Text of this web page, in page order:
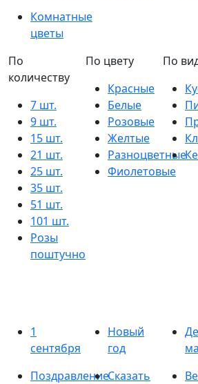
Комнатные
цветы
По
количеству
7 шт.
9 шт.
15 шт.
21 шт.
25 шт.
35 шт.
51 шт.
101 шт.
Розы
поштучно
По цвету
Красные
Белые
Розовые
Желтые
Разноцветные
Фиолетовые
По
1
сентября
Новый
год
ПоздравлениеСказать